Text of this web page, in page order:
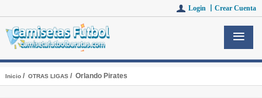
Login 丨 Crear Cuenta
Inicio/ OTRAS LIGAS/ Orlando Pirates